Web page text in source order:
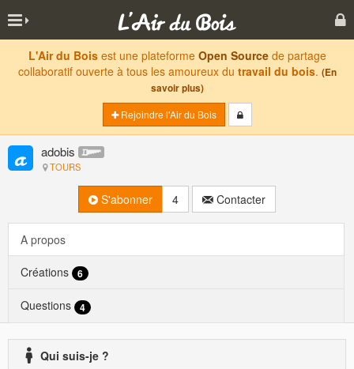
L'Air du Boisest une plateforme Open Sourcede partage
collaboratif ouverte à tous les amoureux du travail du bois. (En
savoir plus)
Rejoindre l'Air du Bois
adobis
TOURS
S'abonner 4 Contacter
A propos
Créations 6
Questions 4
Qui suis-je ?